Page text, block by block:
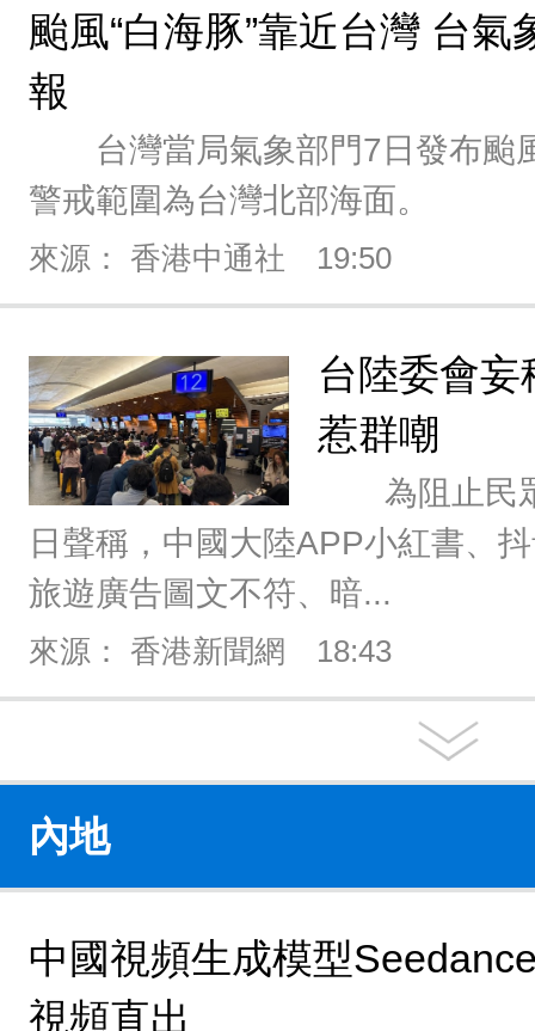
颱風“白海豚”靠近台灣 台
報
台灣當局氣象部門7日發布颱風
警戒範圍為台灣北部海面。
來源： 香港中通社 19:50
台陸委會
惹群嘲
為阻止民眾
日聲稱，中國大陸APP小紅書、
旅遊廣告圖文不符、暗...
來源： 香港新聞網 18:43
內地
中國視頻生成模型
視頻直出